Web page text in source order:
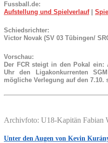
Fussball.de:
Aufstellung und Spielverlauf|
Schiedsrichter:
Victor Novak (SV 03 Tübingen/
Vorschau:
Der FCR steigt in den Pokal ein:
Uhr den Ligakonkurrenten
mögliche Verlegung auf den 7.10.
Archivfoto: U18-Kapitän Fabian
Unter den Augen von Kevin